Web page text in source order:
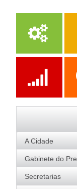
Serviços
A Cidade
História
Bandeira
Gabinete do
Prefeito
Secretarias